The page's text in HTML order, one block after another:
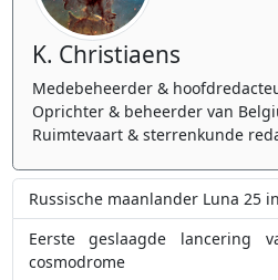
K. Christiaens
Medebeheerder &
Oprichter & beheerder van
Ruimtevaart & sterrenkunde
Russische maanlander Luna 25
Eerste geslaagde lancering
cosmodrome